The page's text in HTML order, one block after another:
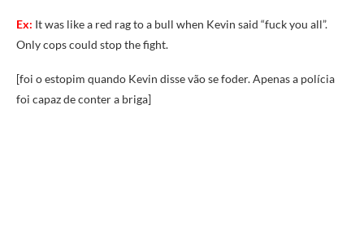
Ex: It was like a red rag to a bull when Kevin said “fuck you all”.
Only cops could stop the fight.
[foi o estopim quando Kevin disse vão se foder. Apenas a polícia
foi capaz de conter a briga]